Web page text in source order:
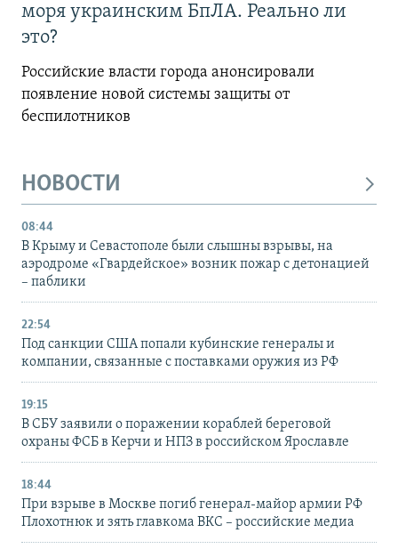
моря украинским БпЛА. Реально ли
это?
Российские власти города анонсировали
появление новой системы защиты от
беспилотников
НОВОСТИ
08:44
В Крыму и Севастополе были слышны взрывы, на
аэродроме «Гвардейское» возник пожар с детонацией
– паблики
22:54
Под санкции США попали кубинские генералы и
компании, связанные с поставками оружия из РФ
19:15
В СБУ заявили о поражении кораблей береговой
охраны ФСБ в Керчи и НПЗ в российском Ярославле
18:44
При взрыве в Москве погиб генерал-майор армии РФ
Плохотнюк и зять главкома ВКС – российские медиа